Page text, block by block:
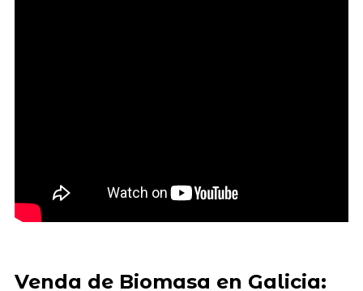
Venda de Biomasa en Galicia: